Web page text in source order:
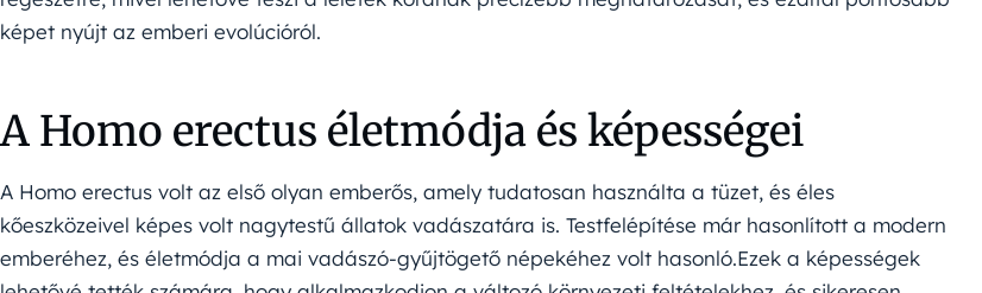
képet nyújt az emberi evolúcióról.
A Homo erectus életmódja és képességei
A Homo erectus volt az első olyan emberős, amely tudatosan használta a tüzet, és éles
kőeszközeivel képes volt nagytestű állatok vadászatára is. Testfelépítése már hasonlított a modern
emberéhez, és életmódja a mai vadászó-gyűjtögető népekéhez volt hasonló.Ezek a képességek